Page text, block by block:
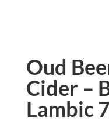
Oud
Cider –
Lambic